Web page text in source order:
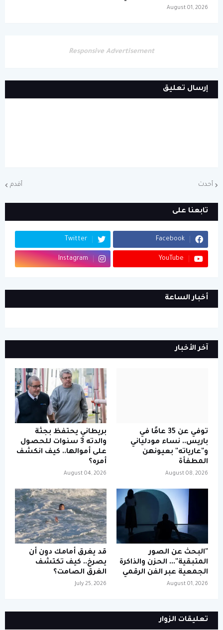
August 01, 2026
Responsive Advertisement
إرسال تعليق
أحدث أقدم
تابعنا على
Facebook
Twitter
YouTube
Instagram
أخبار الساعة
آخر الأخبار
توفي عن 35 عامًا في
باريس.. نساء مودلياني
و"عارياته" بعيونهن
المطفأة
August 08, 2026
بريطاني يحتفظ بجثة
والدته 3 سنوات للحصول
على أموالها.. كيف انكشف
أمره؟
August 04, 2026
"البحث عن الصور
المتبقية"... الحزن والذاكرة
الجمعية عبر الفن الرقمي
August 01, 2026
قد يغرق أمامك دون أن
يصرخ.. كيف تكتشف
الغرق الصامت؟
July 25, 2026
تعليقات الزوار